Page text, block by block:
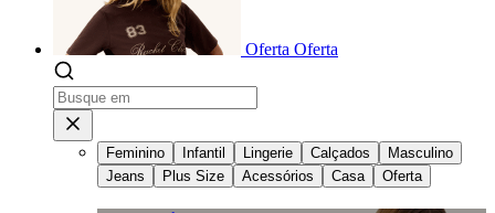
Oferta Oferta
Feminino Infantil Lingerie Calçados
Masculino
Jeans
Plus Size Acessórios Casa Oferta